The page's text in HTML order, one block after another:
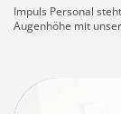
Impuls Personal
Augenhöhe mit